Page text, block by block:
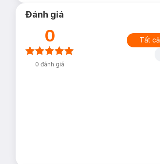
Đánh giá
0
0 đánh giá
Tất cả